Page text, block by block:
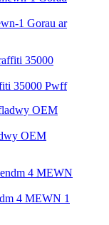
1 Gorau ar
35000 Pwff
OEM
4 MEWN 1